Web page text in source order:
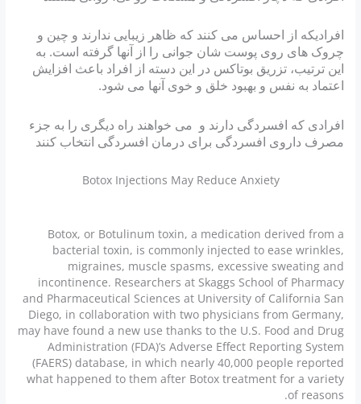
افرادیکه از احساس می کنند که ظاهر زیبایی ندارند و چین و
چروک های روی پوست شان جوانی را از آنها گرفته است. به
این ترتیب، تزریق بوتاکس در این دسته از افراد باعث افزایش
اعتماد به نفس و بهبود خلق و خوی آنها می شود.
افرادی که افسردگی دارند و می خواهند راه دیگری را به جزء
مصرف داروی افسردگى برای درمان افسردگی انتخاب كنند
Botox Injections May Reduce Anxiety
Botox, or Botulinum toxin, a medication derived from a
bacterial toxin, is commonly injected to ease wrinkles,
migraines, muscle spasms, excessive sweating and
incontinence. Researchers at Skaggs School of Pharmacy
and Pharmaceutical Sciences at University of California San
Diego, in collaboration with two physicians from Germany,
may have found a new use thanks to the U.S. Food and Drug
Administration (FDA)’s Adverse Effect Reporting System
(FAERS) database, in which nearly 40,000 people reported
what happened to them after Botox treatment for a variety
of reasons.